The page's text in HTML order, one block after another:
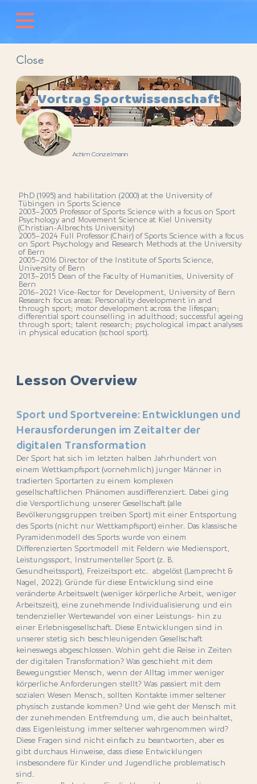
Close
Vortrag Sportwissenschaft
Achim Conzelmann
PhD (1995) and habilitation (2000) at the University of
Tübingen in Sports Science
2003–2005 Professor of Sports Science with a focus on Sport
Psychology and Movement Science at Kiel University
(Christian-Albrechts University)
2005–2024 Full Professor (Chair) of Sports Science with a focus
on Sport Psychology and Research Methods at the University
of Bern
2005–2016 Director of the Institute of Sports Science,
University of Bern
2013–2015 Dean of the Faculty of Humanities, University of
Bern
2016–2021 Vice-Rector for Development, University of Bern
Research focus areas: Personality development in and
through sport; motor development across the lifespan;
differential sport counselling in adulthood; successful ageing
through sport; talent research; psychological impact analyses
in physical education (school sport).
Lesson Overview
Sport und Sportvereine: Entwicklungen und
Herausforderungen im Zeitalter der
digitalen Transformation
Der Sport hat sich im letzten halben Jahrhundert von
einem Wettkampfsport (vornehmlich) junger Männer in
tradierten Sportarten zu einem komplexen
gesellschaftlichen Phänomen ausdifferenziert. Dabei ging
die Versportlichung unserer Gesellschaft (alle
Bevölkerungsgruppen treiben Sport) mit einer Entsportung
des Sports (nicht nur Wettkampfsport) einher. Das klassische
Pyramidenmodell des Sports wurde von einem
Differenzierten Sportmodell mit Feldern wie Mediensport,
Leistungssport, Instrumenteller Sport (z. B.
Gesundheitssport), Freizeitsport etc. abgelöst (Lamprecht &
Nagel, 2022). Gründe für diese Entwicklung sind eine
veränderte Arbeitswelt (weniger körperliche Arbeit, weniger
Arbeitszeit), eine zunehmende Individualisierung und ein
tendenzieller Wertewandel von einer Leistungs- hin zu
einer Erlebnisgesellschaft. Diese Entwicklungen sind in
unserer stetig sich beschleunigenden Gesellschaft
keineswegs abgeschlossen. Wohin geht die Reise in Zeiten
der digitalen Transformation? Was geschieht mit dem
Bewegungstier Mensch, wenn der Alltag immer weniger
körperliche Anforderungen stellt? Was passiert mit dem
sozialen Wesen Mensch, sollten Kontakte immer seltener
physisch zustande kommen? Und wie geht der Mensch mit
der zunehmenden Entfremdung um, die auch beinhaltet,
dass Eigenleistung immer seltener wahrgenommen wird?
Diese Fragen sind nicht einfach zu beantworten, aber es
gibt durchaus Hinweise, dass diese Entwicklungen
insbesondere für Kinder und Jugendliche problematisch
sind.